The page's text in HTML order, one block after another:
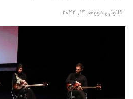
كانونی دووه‌م 14, 2022